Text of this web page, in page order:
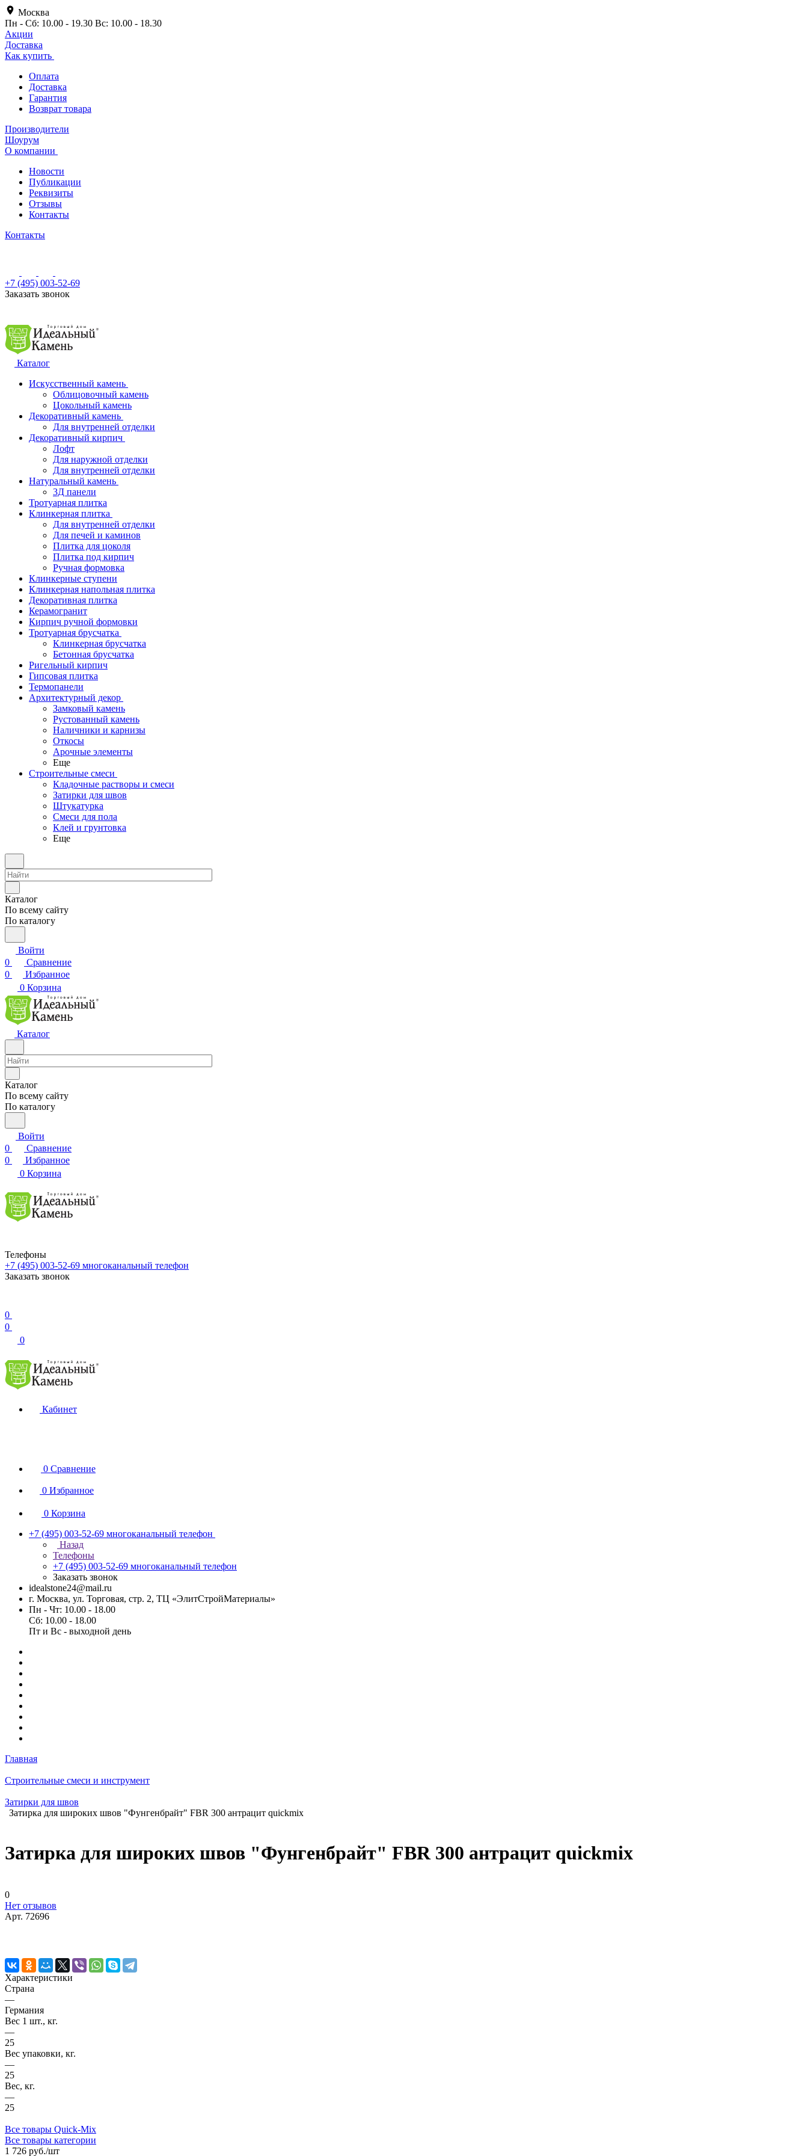
Москва
Пн - Сб: 10.00 - 19.30 Вс: 10.00 - 18.30
Акции
Доставка
Как купить
Оплата
Доставка
Гарантия
Возврат товара
Производители
Шоурум
О компании
Новости
Публикации
Реквизиты
Отзывы
Контакты
Контакты
+7 (495) 003-52-69
Заказать звонок
Каталог
Искусственный камень
Облицовочный камень
Цокольный камень
Декоративный камень
Для внутренней отделки
Декоративный кирпич
Лофт
Для наружной отделки
Для внутренней отделки
Натуральный камень
3Д панели
Тротуарная плитка
Клинкерная плитка
Для внутренней отделки
Для печей и каминов
Плитка для цоколя
Плитка под кирпич
Ручная формовка
Клинкерные ступени
Клинкерная напольная плитка
Декоративная плитка
Керамогранит
Кирпич ручной формовки
Тротуарная брусчатка
Клинкерная брусчатка
Бетонная брусчатка
Ригельный кирпич
Гипсовая плитка
Термопанели
Архитектурный декор
Замковый камень
Рустованный камень
Наличники и карнизы
Откосы
Арочные элементы
Еще
Строительные смеси
Кладочные растворы и смеси
Затирки для швов
Штукатурка
Смеси для пола
Клей и грунтовка
Еще
Каталог
По всему сайту
По каталогу
Войти
0
Сравнение
0
Избранное
0 Корзина
Каталог
Каталог
По всему сайту
По каталогу
Войти
0
Сравнение
0
Избранное
0 Корзина
Телефоны
+7 (495) 003-52-69 многоканальный телефон
Заказать звонок
0
0
0
Кабинет
0 Сравнение
0 Избранное
0 Корзина
+7 (495) 003-52-69 многоканальный телефон
Назад
Телефоны
+7 (495) 003-52-69 многоканальный телефон
Заказать звонок
idealstone24@mail.ru
г. Москва, ул. Торговая, стр. 2, ТЦ «ЭлитСтройМатериалы»
Пн - Чт: 10.00 - 18.00
Сб: 10.00 - 18.00
Пт и Вс - выходной день
Главная
Строительные смеси и инструмент
Затирки для швов
Затирка для широких швов "Фунгенбрайт" FBR 300 антрацит quickmix
Затирка для широких швов "Фунгенбрайт" FBR 300 антрацит quickmix
0
Нет отзывов
Арт. 72696
Характеристики
Страна
—
Германия
Вес 1 шт., кг.
—
25
Вес упаковки, кг.
—
25
Вес, кг.
—
25
Все товары Quick-Mix
Все товары категории
1 726 руб./шт